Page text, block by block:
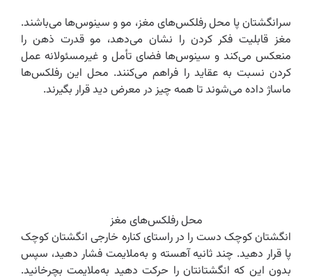
سرانگشتان پا محل رفلکس‌های مغز، مو و سینوس‌ها می‌باشند.
مغز قابلیت فکر کردن را نشان می‌دهد، مو قدرت ذهن را
منعکس می‌کند و سینوس‌ها فضای تأمل و غیرمسئولانه عمل
کردن نسبت به عقاید را فراهم می‌کنند. محل این رفلکس‌ها
ماساژ داده می‌شوند تا همه چیز در معرض دید قرار بگیرند.
محل رفلکس‌های مغز
انگشتان کوچک دست را در راستای کناره خارجی انگشتان کوچک
پا قرار دهید. چند ثانیه آهسته و به‌ملایمت فشار دهید، سپس
بدون این که انگشتانتان را حرکت دهید به‌ملایمت بچرخانید.